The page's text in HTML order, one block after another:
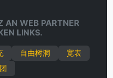
AN WEB PARTNER
LINKS.
自由树洞
宽表